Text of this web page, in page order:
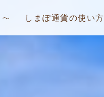
しまぽ通貨の使い方